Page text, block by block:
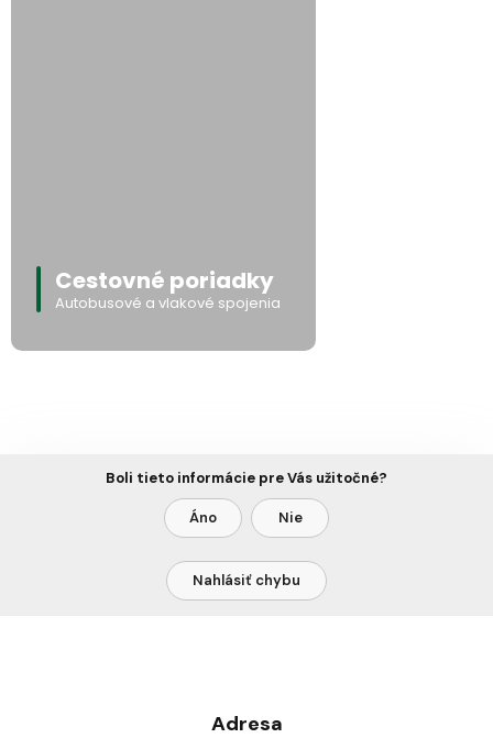
Cestovné poriadky
Autobusové a vlakové spojenia
Boli tieto informácie pre Vás užitočné?
Áno Nie
Nahlásiť chybu
Adresa